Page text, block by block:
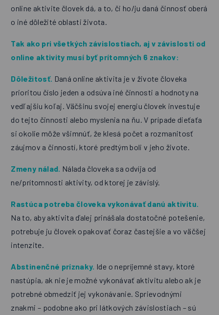
online aktivite človek dá, a to, či ho/ju daná činnosť oberá
o iné dôležité oblasti života.
Tak ako pri všetkých závislostiach, aj v závislosti od
online aktivity musí byť prítomných 6 znakov:
Dôležitosť. Daná online aktivita je v živote človeka
prioritou číslo jeden a odsúva iné činnosti a hodnoty na
vedľajšiu koľaj. Väčšinu svojej energiu človek investuje
do tejto činnosti alebo myslenia na ňu. V prípade dieťaťa
si okolie môže všimnúť, že klesá počet a rozmanitosť
záujmov a činností, ktoré predtým boli v jeho živote.
Zmeny nálad. Nálada človeka sa odvíja od
ne/prítomnosti aktivity, od ktorej je závislý.
Rastúca potreba človeka vykonávať danú aktivitu.
Na to, aby aktivita ďalej prinášala dostatočné potešenie,
potrebuje ju človek opakovať čoraz častejšie a vo väčšej
intenzite.
Abstinenčné príznaky. Ide o nepríjemné stavy, ktoré
nastúpia, ak nie je možné vykonávať aktivitu alebo ak je
potrebné obmedziť jej vykonávanie. Sprievodnými
znakmi – podobne ako pri látkových závislostiach – sú